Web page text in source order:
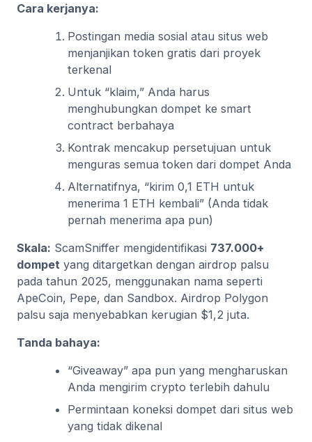
Cara kerjanya:
Postingan media sosial atau situs web
menjanjikan token gratis dari proyek
terkenal
Untuk “klaim,” Anda harus
menghubungkan dompet ke smart
contract berbahaya
Kontrak mencakup persetujuan untuk
menguras semua token dari dompet Anda
Alternatifnya, “kirim 0,1 ETH untuk
menerima 1 ETH kembali” (Anda tidak
pernah menerima apa pun)
Skala: ScamSniffer mengidentifikasi 737.000+
dompet yang ditargetkan dengan airdrop palsu
pada tahun 2025, menggunakan nama seperti
ApeCoin, Pepe, dan Sandbox. Airdrop Polygon
palsu saja menyebabkan kerugian $1,2 juta.
Tanda bahaya:
“Giveaway” apa pun yang mengharuskan
Anda mengirim crypto terlebih dahulu
Permintaan koneksi dompet dari situs web
yang tidak dikenal